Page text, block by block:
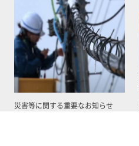
災害等に関する重要なお知らせ